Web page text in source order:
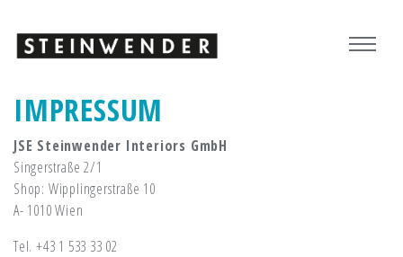
IMPRESSUM
JSE Steinwender Interiors GmbH
Singerstraße 2/1
Shop: Wipplingerstraße 10
A- 1010 Wien
Tel. +43 1 533 33 02